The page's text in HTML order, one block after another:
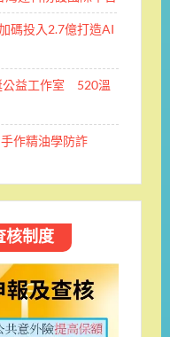
碼投入2.7億打造AI
公益工作室 520溫
作精油學防詐
核制度